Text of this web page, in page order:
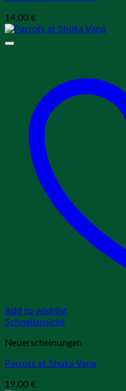
14,00 €
Add to wishlist
Schnellansicht
Neuerscheinungen
Parrots at Shuka Vana
19,00 €